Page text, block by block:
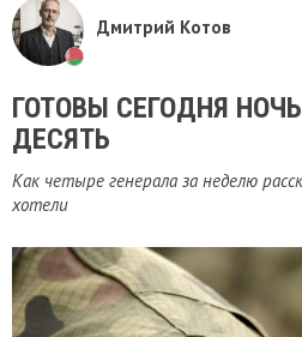
Дмитрий Котов
ГОТОВЫ СЕГОДНЯ
ДЕСЯТЬ
Как четыре генерала за неделю
хотели